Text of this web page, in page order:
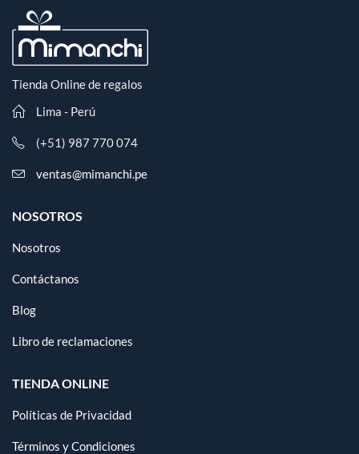
Tienda Online de regalos
Lima - Perú
(+51) 987 770 074
ventas@mimanchi.pe
NOSOTROS
Nosotros
Contáctanos
Blog
Libro de reclamaciones
TIENDA ONLINE
Políticas de Privacidad
Términos y Condiciones